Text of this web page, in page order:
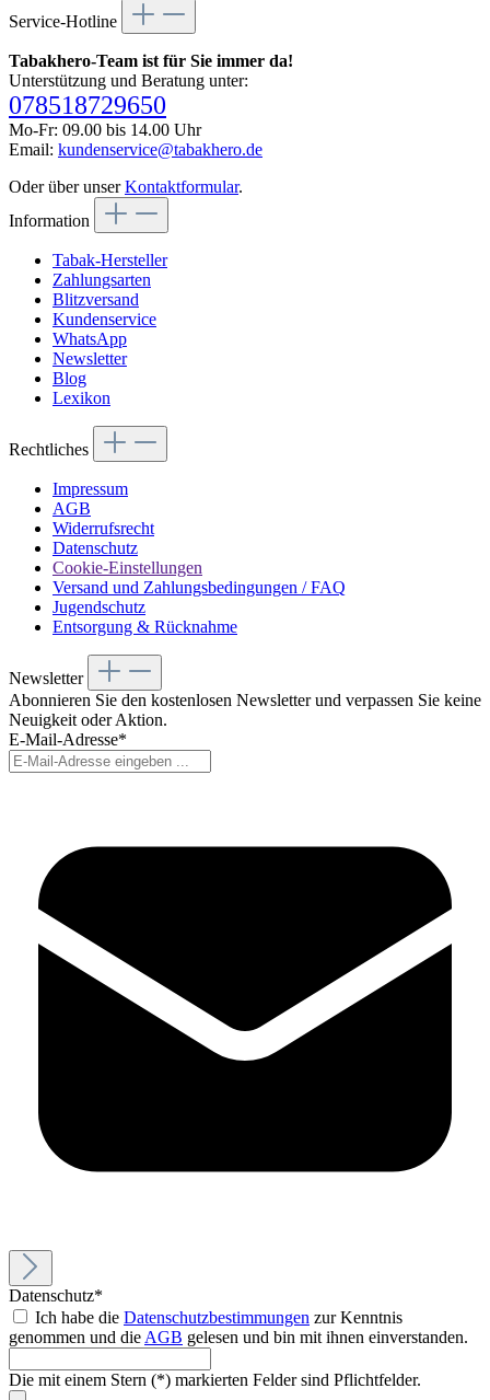
Service-Hotline
Tabakhero-Team ist für Sie immer da!
Unterstützung und Beratung unter:
078518729650
Mo-Fr: 09.00 bis 14.00 Uhr
Email: kundenservice@tabakhero.de
Oder über unserKontaktformular.
Information
Tabak-Hersteller
Zahlungsarten
Blitzversand
Kundenservice
WhatsApp
Newsletter
Blog
Lexikon
Rechtliches
Impressum
AGB
Widerrufsrecht
Datenschutz
Cookie-Einstellungen
Versand und Zahlungsbedingungen / FAQ
Jugendschutz
Entsorgung & Rücknahme
Newsletter
Abonnieren Sie den kostenlosen Newsletter und verpassen Sie keine
Neuigkeit oder Aktion.
E-Mail-Adresse*
Datenschutz*
Ich habe die Datenschutzbestimmungen zur Kenntnis
genommen und dieAGB gelesen und bin mit ihnen einverstanden.
Die mit einem Stern (*) markierten Felder sind Pflichtfelder.